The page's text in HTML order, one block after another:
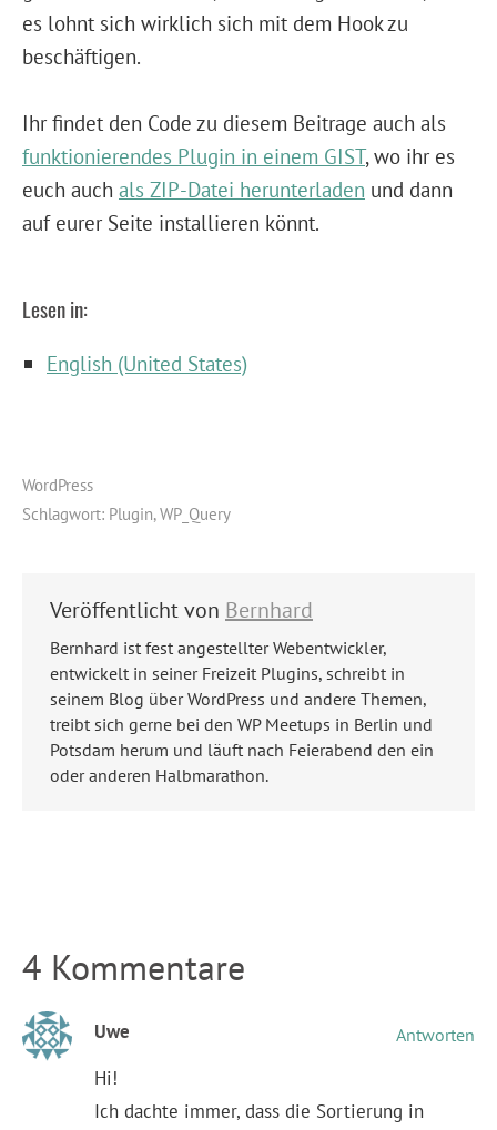
es lohnt sich wirklich sich mit dem Hook zu
beschäftigen.
Ihr findet den Code zu diesem Beitrage auch als
funktionierendes Plugin in einem GIST, wo ihr es
euch auch als ZIP-Datei herunterladen und dann
auf eurer Seite installieren könnt.
Lesen in:
English (United States)
WordPress
Schlagwort: Plugin,WP_Query
Veröffentlicht von Bernhard
Bernhard ist fest angestellter Webentwickler,
entwickelt in seiner Freizeit Plugins, schreibt in
seinem Blog über WordPress und andere Themen,
treibt sich gerne bei den WP Meetups in Berlin und
Potsdam herum und läuft nach Feierabend den ein
oder anderen Halbmarathon.
4 Kommentare
Uwe Antworten
Hi!
Ich dachte immer, dass die Sortierung in